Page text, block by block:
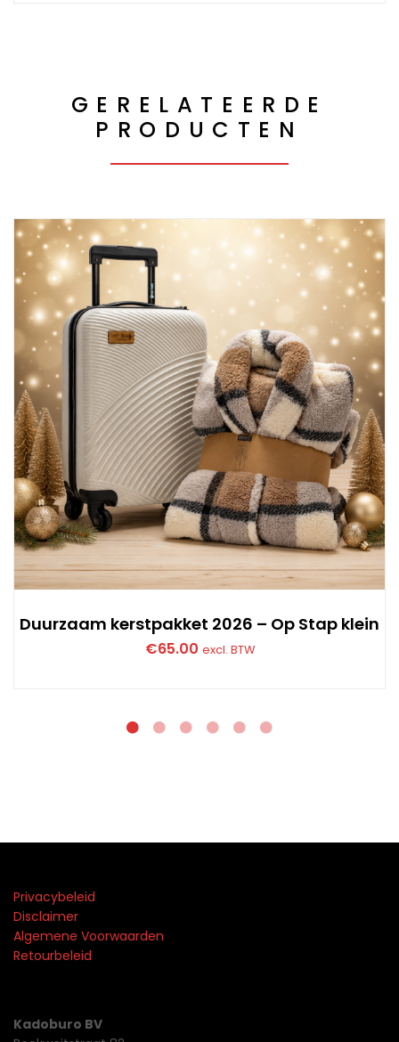
GERELATEERDE
PRODUCTEN
Duurzaam kerstpakket 2026 – Op Stap klein
€65.00 excl. BTW
Privacybeleid
Disclaimer
Algemene Voorwaarden
Retourbeleid
Kadoburo BV